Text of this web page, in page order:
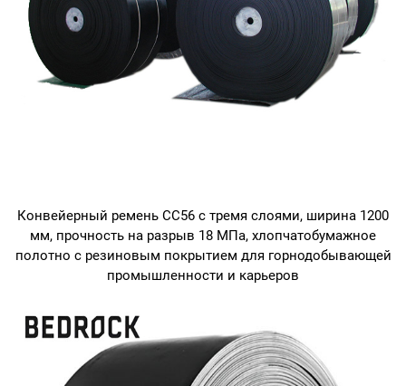
Конвейерный ремень CC56 с тремя слоями, ширина 1200
мм, прочность на разрыв 18 МПа, хлопчатобумажное
полотно с резиновым покрытием для горнодобывающей
промышленности и карьеров